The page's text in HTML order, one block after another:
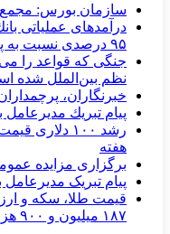
سازمان بورس: مجمع
۹۵ درصدی نسبت به پایان تیرماه ۱۴۰۴
جنگی که قواعد را
نظم بین‌الملل شده
خبرنگاران،
پیام تبریك
رشد ۱۰۰
هفته
برگزاری مزایده عمومی ۱۲۷ فقره از املاك مازاد
پیام تبریک مدیرعامل
۱۸۷ میلیون و ۹۰۰ هزار تومان